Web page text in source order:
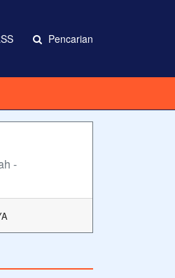
Pencarian
-